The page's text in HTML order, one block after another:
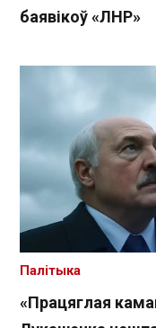
баявікоў «ЛНР»
«Працяглая
Палітыка